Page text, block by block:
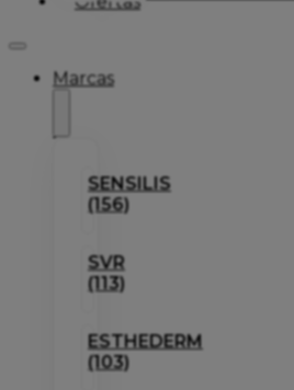
Marcas
SENSILIS
(156)
SVR
(113)
ESTHEDERM
(103)